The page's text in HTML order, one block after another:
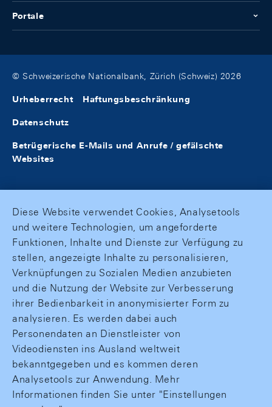
Portale
© Schweizerische Nationalbank, Zürich (Schweiz) 2026
Urheberrecht Haftungsbeschränkung
Datenschutz
Betrügerische E-Mails und Anrufe / gefälschte
Websites
Diese Website verwendet Cookies, Analysetools
und weitere Technologien, um angeforderte
Funktionen, Inhalte und Dienste zur Verfügung zu
stellen, angezeigte Inhalte zu personalisieren,
Verknüpfungen zu Sozialen Medien anzubieten
und die Nutzung der Website zur Verbesserung
ihrer Bedienbarkeit in anonymisierter Form zu
analysieren. Es werden dabei auch
Personendaten an Dienstleister von
Videodiensten ins Ausland weltweit
bekanntgegeben und es kommen deren
Analysetools zur Anwendung. Mehr
Informationen finden Sie unter "Einstellungen